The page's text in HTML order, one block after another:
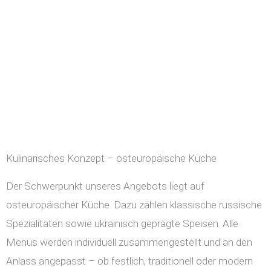
Kulinarisches Konzept – osteuropäische Küche
Der Schwerpunkt unseres Angebots liegt auf
osteuropäischer Küche. Dazu zählen klassische russische
Spezialitäten sowie ukrainisch geprägte Speisen. Alle
Menüs werden individuell zusammengestellt und an den
Anlass angepasst – ob festlich, traditionell oder modern